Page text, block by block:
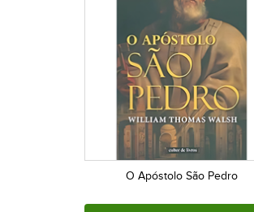
O Apóstolo São Pedro